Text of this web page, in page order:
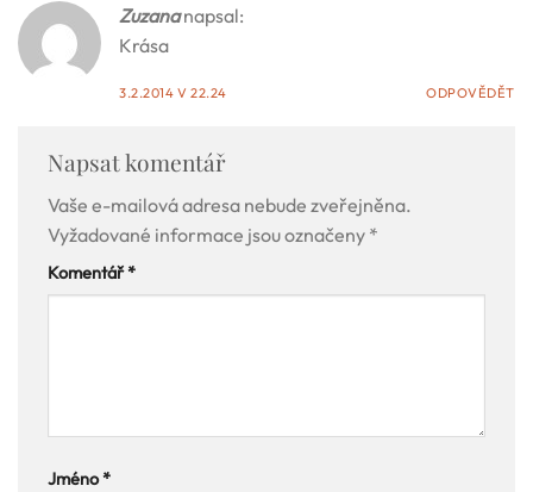
Zuzana napsal:
Krása
3.2.2014 V 22.24 ODPOVĚDĚT
Napsat komentář
Vaše e-mailová adresa nebude zveřejněna.
Vyžadované informace jsou označeny *
Komentář*
Jméno*